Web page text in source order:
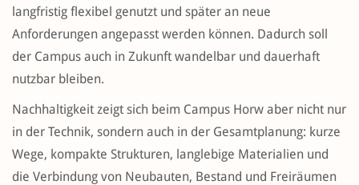
langfristig flexibel genutzt und später an neue
Anforderungen angepasst werden können. Dadurch soll
der Campus auch in Zukunft wandelbar und dauerhaft
nutzbar bleiben.
Nachhaltigkeit zeigt sich beim Campus Horw aber nicht nur
in der Technik, sondern auch in der Gesamtplanung: kurze
Wege, kompakte Strukturen, langlebige Materialien und
die Verbindung von Neubauten, Bestand und Freiräumen